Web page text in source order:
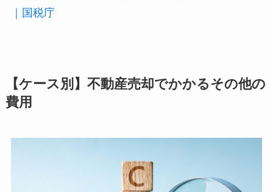
｜国税庁
【ケース別】不動産売却でかかるその他の
費用